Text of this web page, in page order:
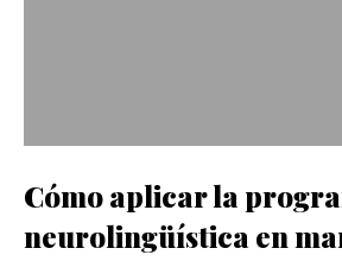
Cómo aplicar la
neurolingüística en